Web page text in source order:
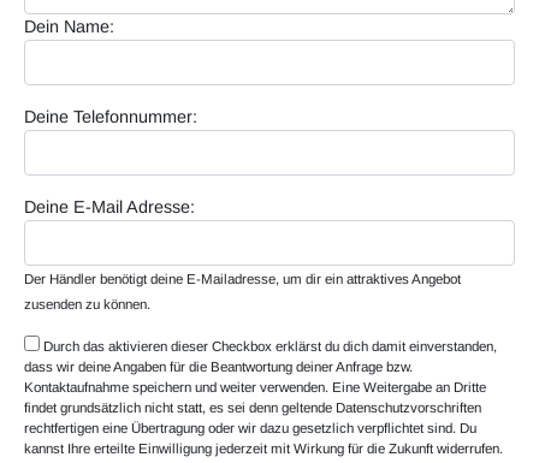
Dein Name:
Deine Telefonnummer:
Deine E-Mail Adresse:
Der Händler benötigt deine E-Mailadresse, um dir ein attraktives Angebot
zusenden zu können.
Durch das aktivieren dieser Checkbox erklärst du dich damit einverstanden,
dass wir deine Angaben für die Beantwortung deiner Anfrage bzw.
Kontaktaufnahme speichern und weiter verwenden. Eine Weitergabe an Dritte
findet grundsätzlich nicht statt, es sei denn geltende Datenschutzvorschriften
rechtfertigen eine Übertragung oder wir dazu gesetzlich verpflichtet sind. Du
kannst Ihre erteilte Einwilligung jederzeit mit Wirkung für die Zukunft widerrufen.